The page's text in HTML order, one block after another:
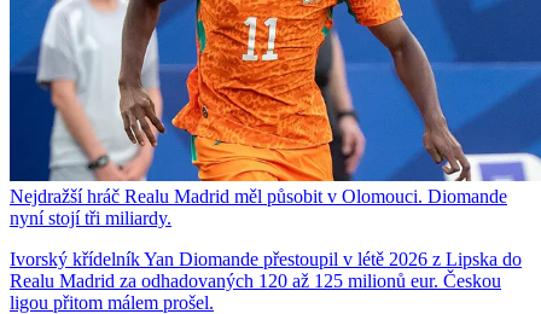
Nejdražší hráč Realu Madrid měl působit v Olomouci. Diomande
nyní stojí tři miliardy.
Ivorský křídelník Yan Diomande přestoupil v létě 2026 z Lipska do
Realu Madrid za odhadovaných 120 až 125 milionů eur. Českou
ligou přitom málem prošel.